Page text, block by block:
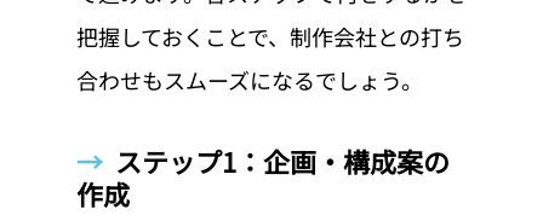
把握しておくことで、制作会社との打ち
合わせもスムーズになるでしょう。
→ ステップ1：企画・構成案の
作成